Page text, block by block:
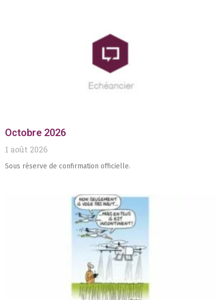
Octobre 2026
1 août 2026
Sous réserve de confirmation officielle.